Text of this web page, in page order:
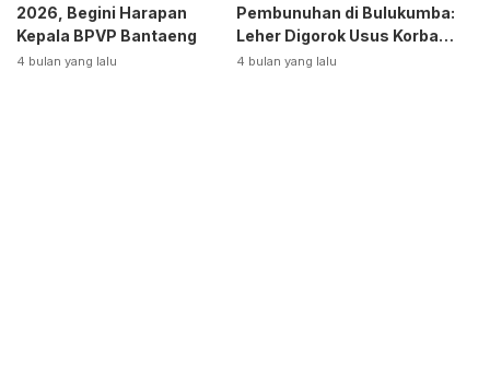
2026, Begini Harapan
Kepala BPVP Bantaeng
4 bulan yang lalu
Pembunuhan di Bulukumba:
Leher Digorok Usus Korban
Dikeluarkan
4 bulan yang lalu